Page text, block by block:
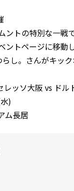
トの特別な一戦
トページに移動
し。さんがキッ
レッソ大阪 vs ドル
)
ム長居